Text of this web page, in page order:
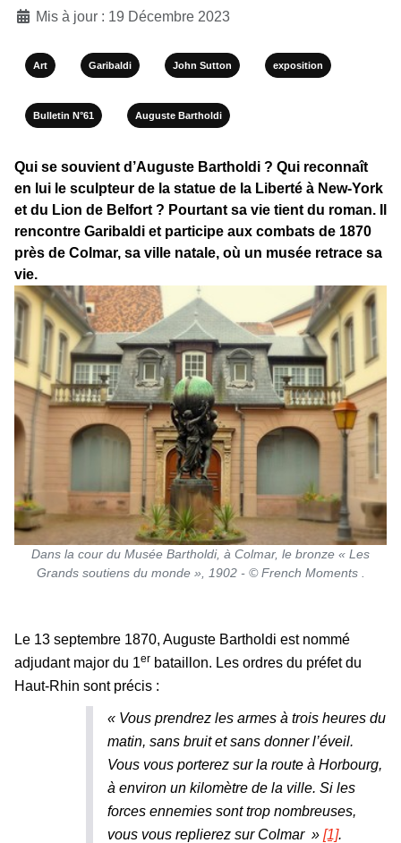
Mis à jour : 19 Décembre 2023
Art Garibaldi John Sutton exposition
Bulletin N°61 Auguste Bartholdi
Qui se souvient d’Auguste Bartholdi ? Qui reconnaît
en lui le sculpteur de la statue de la Liberté à New-York
et du Lion de Belfort ? Pourtant sa vie tient du roman. Il
rencontre Garibaldi et participe aux combats de 1870
près de Colmar, sa ville natale, où un musée retrace sa
vie.
Dans la cour du Musée Bartholdi, à Colmar, le bronze « Les
Grands soutiens du monde », 1902 - © French Moments .
Le 13 septembre 1870, Auguste Bartholdi est nommé
adjudant major du 1er bataillon. Les ordres du préfet du
Haut-Rhin sont précis :
« Vous prendrez les armes à trois heures du
matin, sans bruit et sans donner l’éveil.
Vous vous porterez sur la route à Horbourg,
à environ un kilomètre de la ville. Si les
forces ennemies sont trop nombreuses,
vous vous replierez sur Colmar » [1].